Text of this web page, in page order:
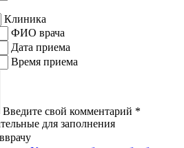
Клиника
ФИО врача
Дата приема
Время приема
Введите свой комментарий *
для заполнения